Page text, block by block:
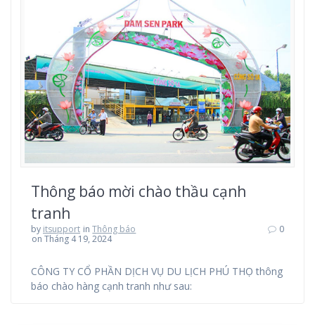
Thông báo mời chào thầu cạnh
tranh
by itsupport inThông báo
on Tháng 4 19, 2024
0
CÔNG TY CỔ PHẦN DỊCH VỤ DU LỊCH PHÚ THỌ thông
báo chào hàng cạnh tranh như sau: